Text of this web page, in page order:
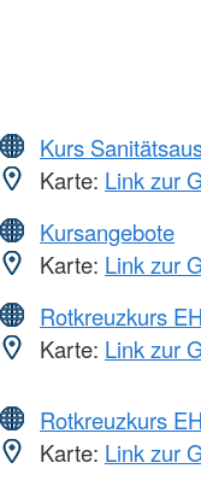
Kurs
Karte: Link zur
Kursangebote
Karte: Link zur
Rotkreuzkurs
Karte: Link zur
Rotkreuzkurs
Karte: Link zur